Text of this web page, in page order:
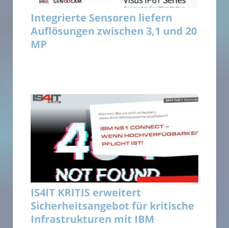
Integrierte Sensoren liefern
Auflösungen zwischen 3,1 und 20
MP
IS4IT KRITIS erweitert
Sicherheitsangebot für kritische
Infrastrukturen mit IBM